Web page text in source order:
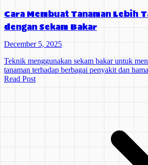
Cara Membuat Tanaman Lebih
dengan Sekam Bakar
December 5, 2025
Teknik menggunakan sekam bakar untuk
tanaman terhadap berbagai penyakit dan
Read Post